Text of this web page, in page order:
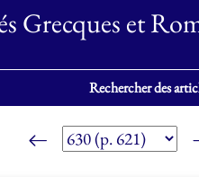
et
Rechercher des